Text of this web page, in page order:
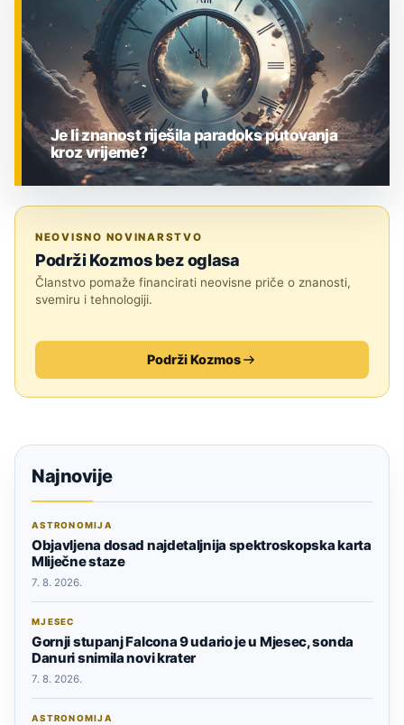
Je li znanost riješila paradoks putovanja
kroz vrijeme?
NEOVISNO NOVINARSTVO
Podrži Kozmos bez oglasa
Članstvo pomaže financirati neovisne priče o znanosti,
svemiru i tehnologiji.
Podrži Kozmos
Najnovije
ASTRONOMIJA
Objavljena dosad najdetaljnija spektroskopska karta
Mliječne staze
7. 8. 2026.
MJESEC
Gornji stupanj Falcona 9 udario je u Mjesec, sonda
Danuri snimila novi krater
7. 8. 2026.
ASTRONOMIJA